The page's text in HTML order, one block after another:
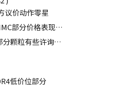
议价动作零星
【香港】市场观望氛围浓厚，EMMC部分价格表现疲软
【台湾地区】特定容量Wafer与部分颗粒有些许询单，但买方需求并不强劲
低价位部分